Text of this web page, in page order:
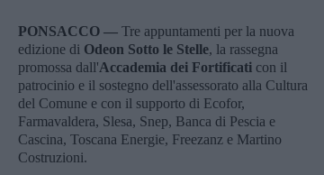
PONSACCO — Tre appuntamenti per la nuova
edizione di Odeon Sotto le Stelle, la rassegna
promossa dall'Accademia dei Fortificati con il
patrocinio e il sostegno dell'assessorato alla Cultura
del Comune e con il supporto di Ecofor,
Farmavaldera, Slesa, Snep, Banca di Pescia e
Cascina, Toscana Energie, Freezanz e Martino
Costruzioni.